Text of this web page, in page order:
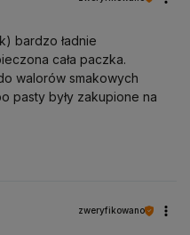
bardzo ładnie
cała paczka.
walorów smakowych
pasty były zakupione na
zweryfikowano